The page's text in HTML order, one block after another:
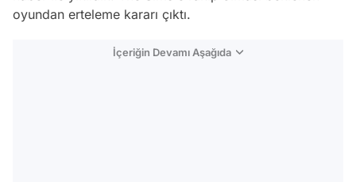
oyundan erteleme kararı çıktı.
İçeriğin Devamı Aşağıda